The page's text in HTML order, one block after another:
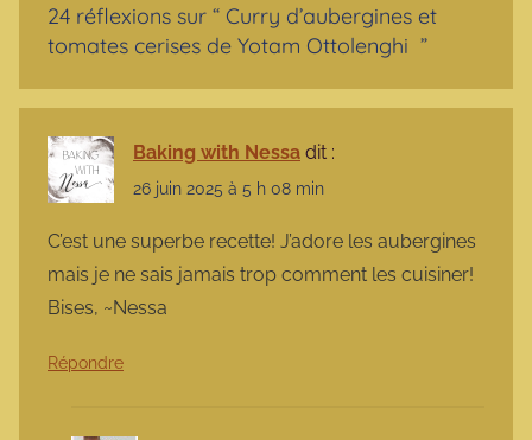
24 réflexions sur “ Curry d’aubergines et
tomates cerises de Yotam Ottolenghi ”
Baking with Nessa dit :
26 juin 2025 à 5 h 08 min
C’est une superbe recette! J’adore les aubergines
mais je ne sais jamais trop comment les cuisiner!
Bises, ~Nessa
Répondre